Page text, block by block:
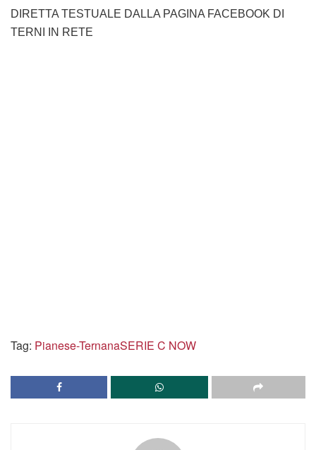
DIRETTA TESTUALE DALLA PAGINA FACEBOOK DI
TERNI IN RETE
Tag: Pianese-TernanaSERIE C NOW